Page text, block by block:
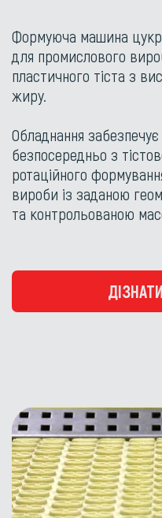
Формуюча машина
для промислового
пластичного тіста з
жиру.
Обладнання
безпосередньо з
ротаційного
вироби із заданою
та контрольованою